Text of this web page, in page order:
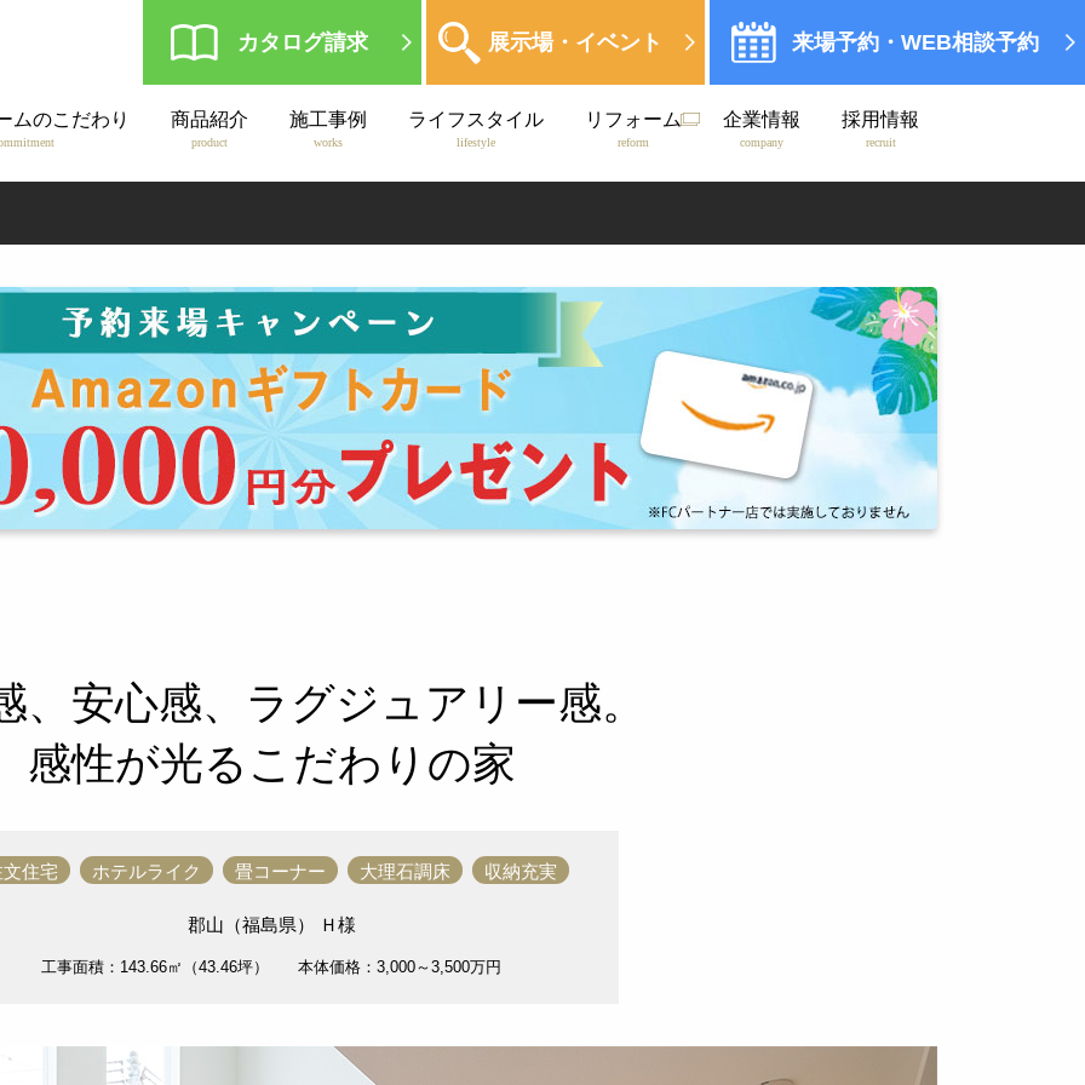
来場予約・WEB相談予約
展示場・イベント
カタログ請求
ムのこだわり 商品紹介
product
施工事例
works
ライフスタイル
lifestyle
リフォーム
reform
企業情報
company
採用情報
recruit
、安心感、ラグジュアリー感。
感性が光るこだわりの家
住宅 ホテルライク 畳コーナー 大理石調床 収納充実
郡山（福島県） Ｈ様
工事面積：143.66㎡（43.46坪） 本体価格：3,000～3,500万円